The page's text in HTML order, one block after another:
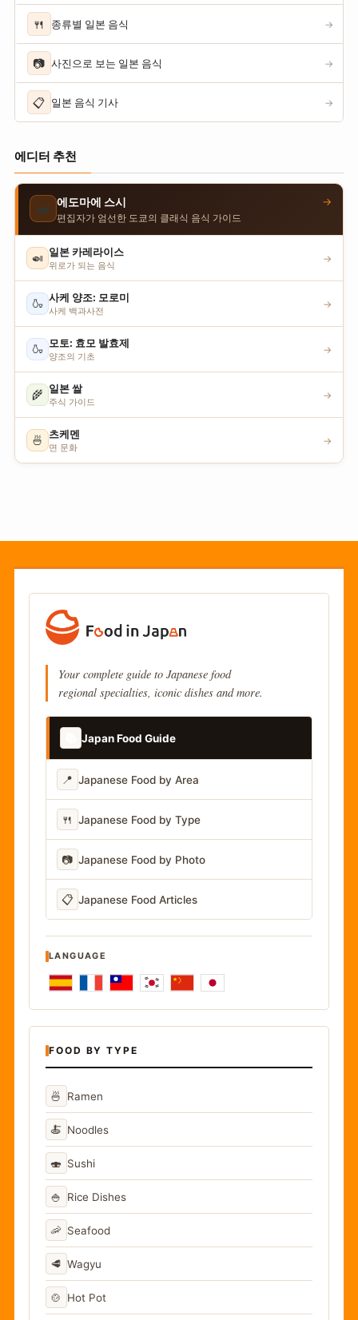
🍴 종류별 일본 음식 →
📷 사진으로 보는 일본 음식 →
📋 일본 음식 기사 →
에디터 추천
🍣 에도마에 스시
편집자가 엄선한 도쿄의 클래식 음식 가이드
→
🍛 일본 카레라이스
위로가 되는 음식
→
🍶 사케 양조: 모로미
사케 백과사전
→
🍶 모토: 효모 발효제
양조의 기초
→
🌾 일본 쌀
주식 가이드
→
🍜 츠케멘
면 문화
→
Your complete guide to Japanese food
regional specialties, iconic dishes and more.
Japan Food Guide
📍 Japanese Food by Area
🍴 Japanese Food by Type
📷 Japanese Food by Photo
📋 Japanese Food Articles
LANGUAGE
FOOD BY TYPE
🍜 Ramen
🍝 Noodles
🍣 Sushi
🍚 Rice Dishes
🦐 Seafood
🥩 Wagyu
🍲 Hot Pot